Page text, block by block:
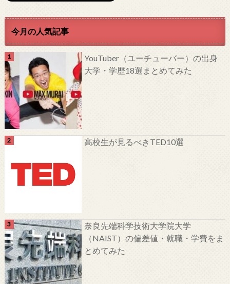
今月の人気記事
YouTuber（ユーチューバー）の出身
大学・学歴18選まとめてみた
高校生が見るべきTED10選
奈良先端科学技術大学院大学
（NAIST）の偏差値・就職・学費をま
とめてみた